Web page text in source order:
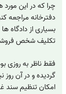
چرا که در این
دفترخانه مراجعه
بسیاری از دادگاه
تکلیف شخص
فقط ناظر به
گردیده و در آن
امکان تنظیم سند